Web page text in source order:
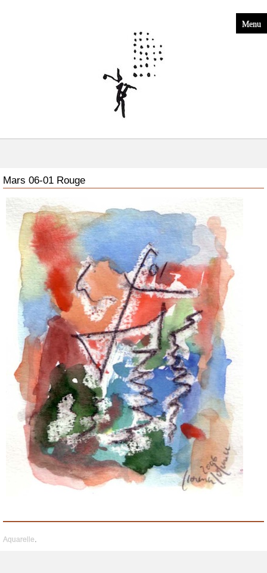
Menu
Mars 06-01 Rouge
Aquarelle.